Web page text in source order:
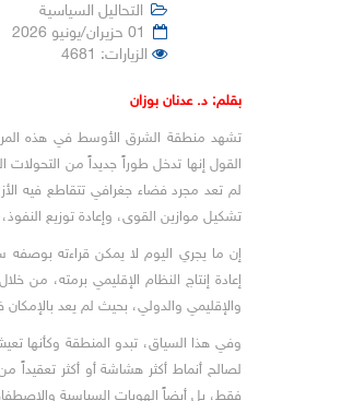
التحاليل السياسية
01 حزيران/يونيو 2026
الزيارات: 4681
بقلم: د. عدنان بوزان
تشهد منطقة الشرق الأوسط في هذه
القول إنها تدخل طوراً جديداً من التحولات
لم تعد مجرد فضاء جغرافي تتقاطع فيه
تشكيل موازين القوى، وإعادة توزيع
إن ما يجري اليوم لا يمكن قراءته بوصفه
إعادة إنتاج النظام الإقليمي برمته، من
والإقليمي والدولي، بحيث لم يعد
وفي هذا السياق، تبدو المنطقة وكأنها
لصالح أنماط أكثر هشاشة أو أكثر تعقيداً
فقط، بل أيضاً الهويات السياسية